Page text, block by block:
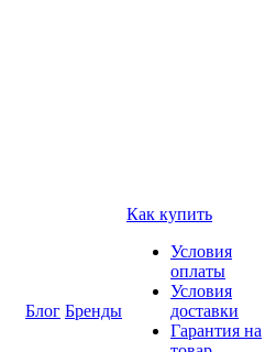
Блог Бренды
Как купить
Условия
оплаты
Условия
доставки
Гарантия на